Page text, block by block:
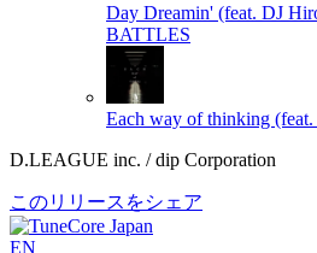
Day Dreamin' (feat. DJ
BATTLES
Each way of thinking
D.LEAGUE inc. / dip Corporation
このリリースをシェア
EN